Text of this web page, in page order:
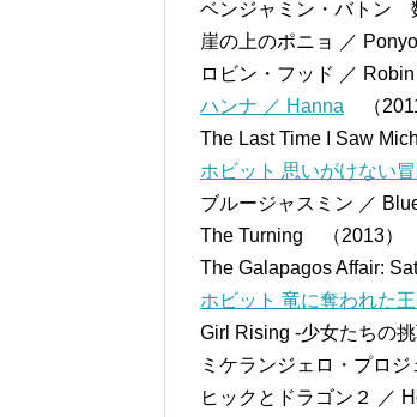
ベンジャミン・バトン
崖の上のポニョ ／
ロビン・フッド ／
ハンナ ／ Hanna （
The Last Time I Saw
ホビット 思いがけない
ブルージャスミン ／
The Turning （2013）
The Galapagos Affair:
ホビット 竜に奪われた
Girl Rising -少女たちの
ミケランジェロ・プロ
ヒックとドラゴン２ ／